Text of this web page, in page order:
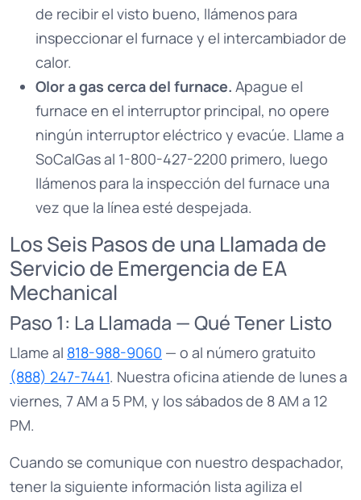
de recibir el visto bueno, llámenos para
inspeccionar el furnace y el intercambiador de
calor.
Olor a gas cerca del furnace. Apague el
furnace en el interruptor principal, no opere
ningún interruptor eléctrico y evacúe. Llame a
SoCalGas al 1-800-427-2200 primero, luego
llámenos para la inspección del furnace una
vez que la línea esté despejada.
Los Seis Pasos de una Llamada de
Servicio de Emergencia de EA
Mechanical
Paso 1: La Llamada — Qué Tener Listo
Llame al 818-988-9060 — o al número gratuito
(888) 247-7441. Nuestra oficina atiende de lunes a
viernes, 7 AM a 5 PM, y los sábados de 8 AM a 12
PM.
Cuando se comunique con nuestro despachador,
tener la siguiente información lista agiliza el